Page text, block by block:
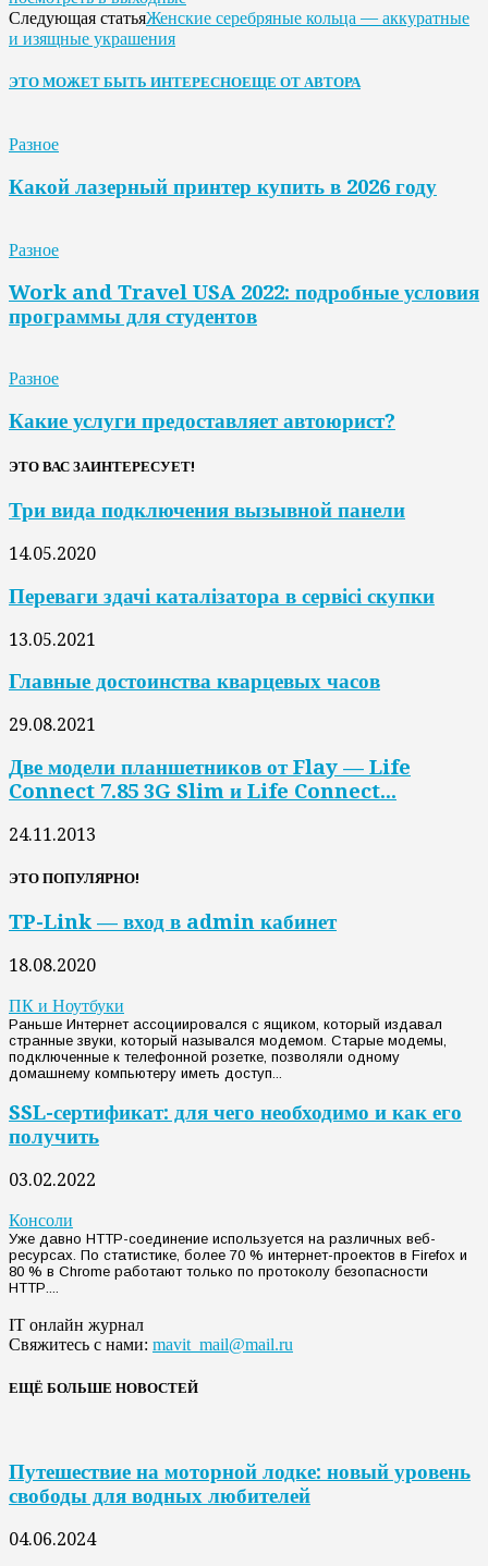
Следующая статьяЖенские серебряные кольца — аккуратные
и изящные украшения
ЭТО МОЖЕТ БЫТЬ ИНТЕРЕСНОЕЩЕ ОТ АВТОРА
Разное
Какой лазерный принтер купить в 2026 году
Разное
Work and Travel USA 2022: подробные условия
программы для студентов
Разное
Какие услуги предоставляет автоюрист?
ЭТО ВАС ЗАИНТЕРЕСУЕТ!
Три вида подключения вызывной панели
14.05.2020
Переваги здачі каталізатора в сервісі скупки
13.05.2021
Главные достоинства кварцевых часов
29.08.2021
Две модели планшетников от Flay — Life
Connect 7.85 3G Slim и Life Connect...
24.11.2013
ЭТО ПОПУЛЯРНО!
TP-Link — вход в admin кабинет
18.08.2020
ПК и Ноутбуки
Раньше Интернет ассоциировался с ящиком, который издавал
странные звуки, который назывался модемом. Старые модемы,
подключенные к телефонной розетке, позволяли одному
домашнему компьютеру иметь доступ...
SSL-сертификат: для чего необходимо и как его
получить
03.02.2022
Консоли
Уже давно НТТР-соединение используется на различных веб-
ресурсах. По статистике, более 70 % интернет-проектов в Firefox и
80 % в Chrome работают только по протоколу безопасности
НТТР....
IT онлайн журнал
Свяжитесь с нами: mavit_mail@mail.ru
ЕЩЁ БОЛЬШЕ НОВОСТЕЙ
Путешествие на моторной лодке: новый уровень
свободы для водных любителей
04.06.2024